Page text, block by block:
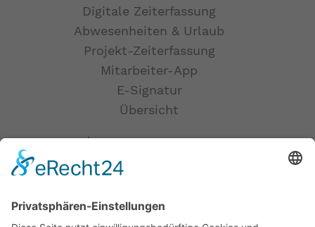
Digitale Zeiterfassung
Abwesenheiten & Urlaub
Projekt-Zeiterfassung
Mitarbeiter-App
E-Signatur
Übersicht
Talent-Management
Karriereseite
Multiposting